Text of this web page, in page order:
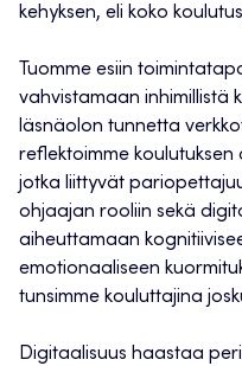
kehyksen, eli koko
Tuomme esiin
vahvistamaan inhimillistä
läsnäolon tunnetta
reflektoimme
jotka liittyvät
ohjaajan rooliin sekä
aiheuttamaan
emotionaaliseen
tunsimme kouluttajina
Digitaalisuus haastaa